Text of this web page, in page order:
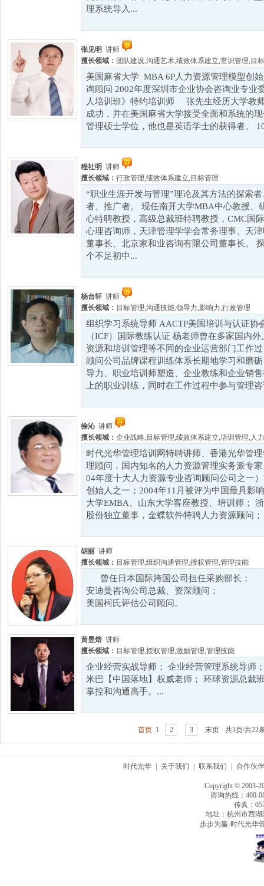
理系统导入...
张见明 讲师
擅长领域： 团队建设,沟通艺术,绩效体系建立,赏识管理, 目
美国麻省大学 MBA 6P人力资源管理模型创
询顾问 2002年度深圳市企业协会咨询业专业
人培训班》特约培训师 张先生经历大学教
成功，并在美国麻省大学接受全面和系统的
管理硕士学位，他也是英语学士的获得者。
程社明 讲师
擅长领域： 行政管理,绩效体系建立, 目标管理
“职业生涯开发与管理”理论及其方法的探索
者、推广者。 现任南开大学MBA中心教授、
心特聘教授，高级总裁班特聘教授，CMC国
心理咨询师，天津管理学学会常务理事、天
董事长、北京家和业咨询有限公司董事长。
个不足初中...
杨台轩 讲师
擅长领域： 目标管理,沟通技能,领导力,影响力,行政管理
组织学习系统导师 AACTP美国培训与认证协
（ICF）国际教练认证 杨老师曾在多家国内
资源和培训管理等不同的企业运营部门工作
顾问公司品牌课程训练体系长期地学习和磨
导力、职业培训师塑造、企业教练和企业销
上的职业训练，同时在工作过程中参与管理
徐沁讲师
擅长领域： 企业战略, 目标管理,绩效体系建立,培训管理, 人
时代光华管理培训网特聘讲师、香港光华管
理顾问，国内知名的人力资源管理实务派专
04年度十大人力资源专业咨询顾问公司之一
创始人之一；2004年11月被评为中国最具影
大学EMBA、山东大学客座教授、培训师；
股份独立董事，金蝶软件特聘人力资源顾问
胡丽 讲师
擅长领域： 目标管理,组织沟通管理,授权管理,管理技能
曾任日本国际跨国公司担任采购部长；
安迪曼咨询公司总裁、资深顾问；
美国柯氏评估公司顾问。
黄昱焙 讲师
擅长领域： 目标管理,授权管理,激励管理,管理技能
企业经营实战导师； 企业经营管理系统导师
米巴【中国落地】权威老师； 环球资源总裁
掌控和沟通高手。...
首页 1 2 3 末页 共3页/共22
时代光华 关于我们 联系我们 合作伙伴
Copyright © 2003-
咨询热线：400-
传真：
地址：杭州市西
步步为赢-时代光华